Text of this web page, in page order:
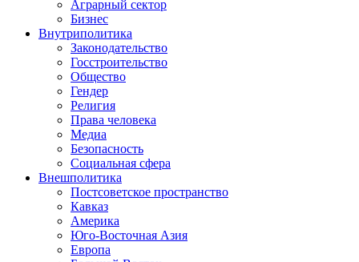
Аграрный сектор
Бизнес
Внутриполитика
Законодательство
Госстроительство
Общество
Гендер
Религия
Права человека
Медиа
Безопасность
Социальная сфера
Внешполитика
Постсоветское пространство
Кавказ
Америка
Юго-Восточная Азия
Европа